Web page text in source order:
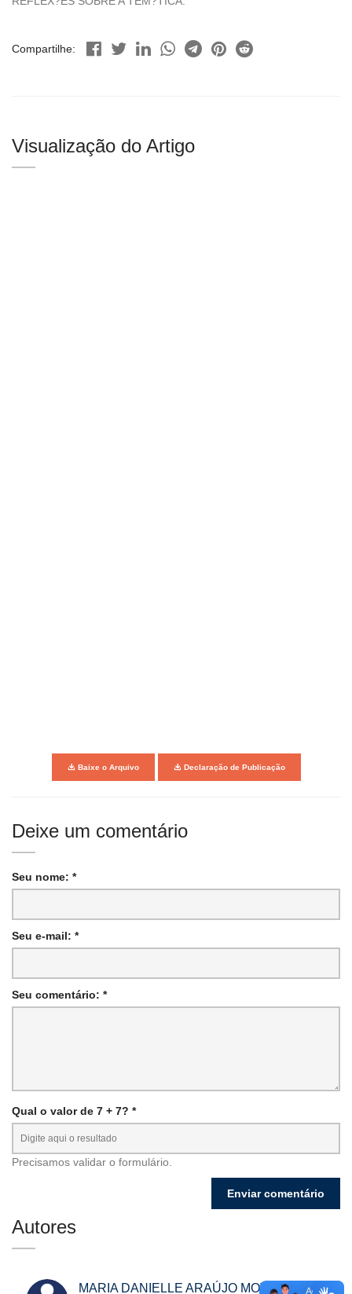
Compartilhe:
Visualização do Artigo
Baixe o Arquivo Declaração de Publicação
Deixe um comentário
Seu nome: *
Seu e-mail: *
Seu comentário: *
Qual o valor de 7 + 7? *
Precisamos validar o formulário.
Autores
MARIA DANIELLE ARAÚJO MOTA